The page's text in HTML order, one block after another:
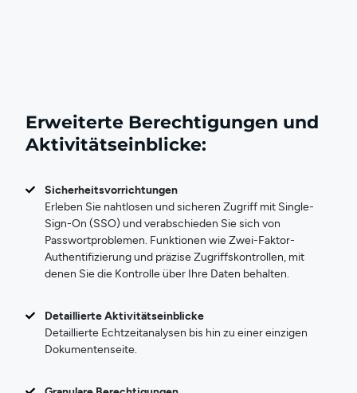
Erweiterte Berechtigungen und
Aktivitätseinblicke:
Sicherheitsvorrichtungen
Erleben Sie nahtlosen und sicheren Zugriff mit Single-
Sign-On (SSO) und verabschieden Sie sich von
Passwortproblemen. Funktionen wie Zwei-Faktor-
Authentifizierung und präzise Zugriffskontrollen, mit
denen Sie die Kontrolle über Ihre Daten behalten.
Detaillierte Aktivitätseinblicke
Detaillierte Echtzeitanalysen bis hin zu einer einzigen
Dokumentenseite.